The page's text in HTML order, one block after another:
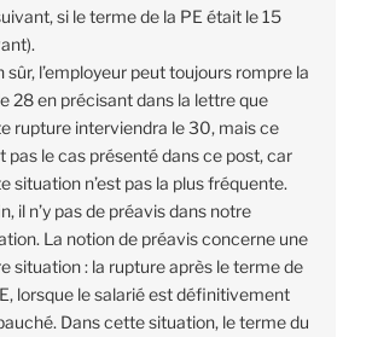
si le terme de la PE était le 15
sûr, l’employeur peut toujours rompre la
28 en précisant dans la lettre que
rupture interviendra le 30, mais ce
pas le cas présenté dans ce post, car
situation n’est pas la plus fréquente.
il n’y pas de préavis dans notre
La notion de préavis concerne une
situation : la rupture après le terme de
lorsque le salarié est définitivement
Dans cette situation, le terme du